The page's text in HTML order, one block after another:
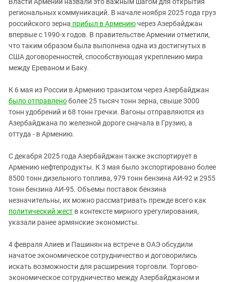
региональных коммуникаций. В начале ноября 2025 года груз
российского зерна прибыл в Армениючерез Азербайджан
впервые с 1990-х годов. В правительстве Армении отметили,
что таким образом была выполнена одна из достигнутых в
США договоренностей, способствующая укреплению мира
между Ереваном и Баку.
К 6 мая из России в Армению транзитом через Азербайджан
было отправленоболее 25 тысяч тонн зерна, свыше 3000
тонн удобрений и 68 тонн гречки. Вагоны отправляются из
Азербайджана по железной дороге сначала в Грузию, а
оттуда - в Армению.
С декабря 2025 года Азербайджан также экспортирует в
Армению нефтепродукты. К 3 мая было экспортировано более
8500 тонн дизельного топлива, 979 тонн бензина АИ-92 и 2955
тонн бензина АИ-95. Объемы поставок бензина
незначительны, их можно рассматривать прежде всего как
политический жест в контексте мирного урегулирования,
указали ранее армянские экономисты.
4 февраля Алиев и Пашинян на встрече в ОАЭ обсудили
начатое экономическое сотрудничество и договорились
искать возможности для расширения торговли. Торгово-
экономическое сотрудничество между Азербайджаном и